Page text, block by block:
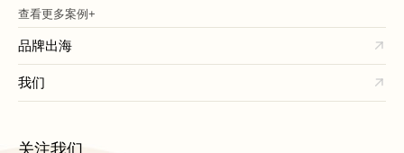
查看更多案例+
品牌出海
我们
关注我们